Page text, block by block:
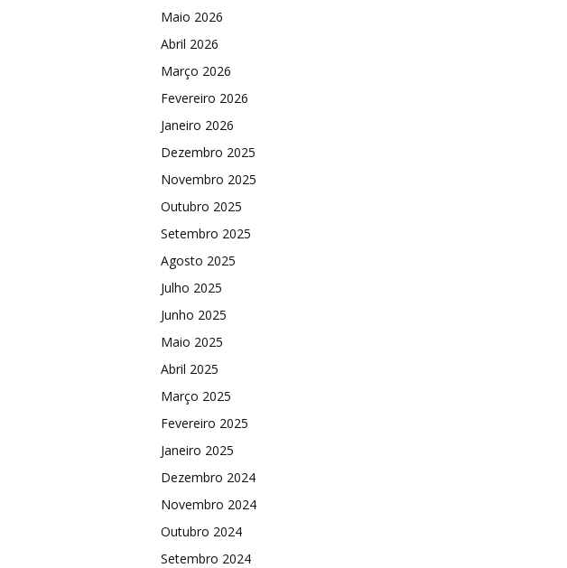
Maio 2026
Abril 2026
Março 2026
Fevereiro 2026
Janeiro 2026
Dezembro 2025
Novembro 2025
Outubro 2025
Setembro 2025
Agosto 2025
Julho 2025
Junho 2025
Maio 2025
Abril 2025
Março 2025
Fevereiro 2025
Janeiro 2025
Dezembro 2024
Novembro 2024
Outubro 2024
Setembro 2024